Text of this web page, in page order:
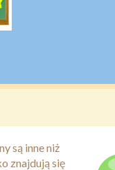
są inne niż
znajdują się